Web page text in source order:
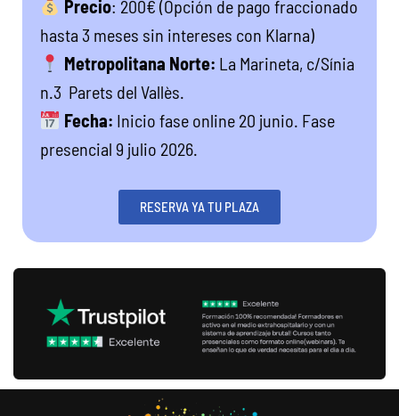
Precio: 200€ (Opción de pago fraccionado
hasta 3 meses sin intereses con Klarna)
Metropolitana Norte: La Marineta, c/Sínia
n.3 Parets del Vallès.
Fecha: Inicio fase online 20 junio. Fase
presencial 9 julio 2026.
RESERVA YA TU PLAZA